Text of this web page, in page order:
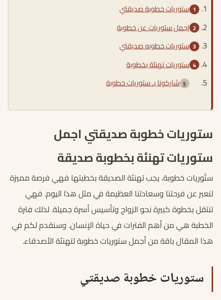
ستوريات خطوبة صديقتي
اجمل ستوريات عن خطوبة
ستوريات خطوبه صديقتي
ستوريات تهنئة بخطوبة
شاركونا بـ ستوريات خطوبة
ستوريات خطوبة صديقتي اجمل
ستوريات تهنئة بخطوبة صديقة
ستُوريات خطوبة، يجب تهنئة الصديقة بخطبتها فهي فرصة مميزة
لنعبر عن فرحتنا وسعادتنا العظيمة في مثل هذا اليوم. فهي
تنتقل بخطوة كبيرة نحو الزواج وتأسيس أسرة جميلة. لذلك فترة
الخطبة هي من أهم الفترات في حياة الإنسان. وسنقدم لكم في
هذا المقال باقة من أجمل ستوريات خطوبة لتهنئة الأصدقاء.
ستوريات خطوبة صديقتي